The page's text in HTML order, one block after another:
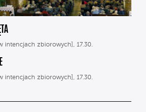
intencjach zbiorowych], 17.30.
intencjach zbiorowych], 17.30.